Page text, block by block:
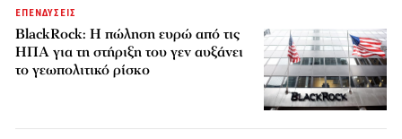
ΕΠΕΝΔΥΣΕΙΣ
BlackRock: Η πώληση ευρώ από τις
ΗΠΑ για τη στήριξη του γεν αυξάνει
το γεωπολιτικό ρίσκο